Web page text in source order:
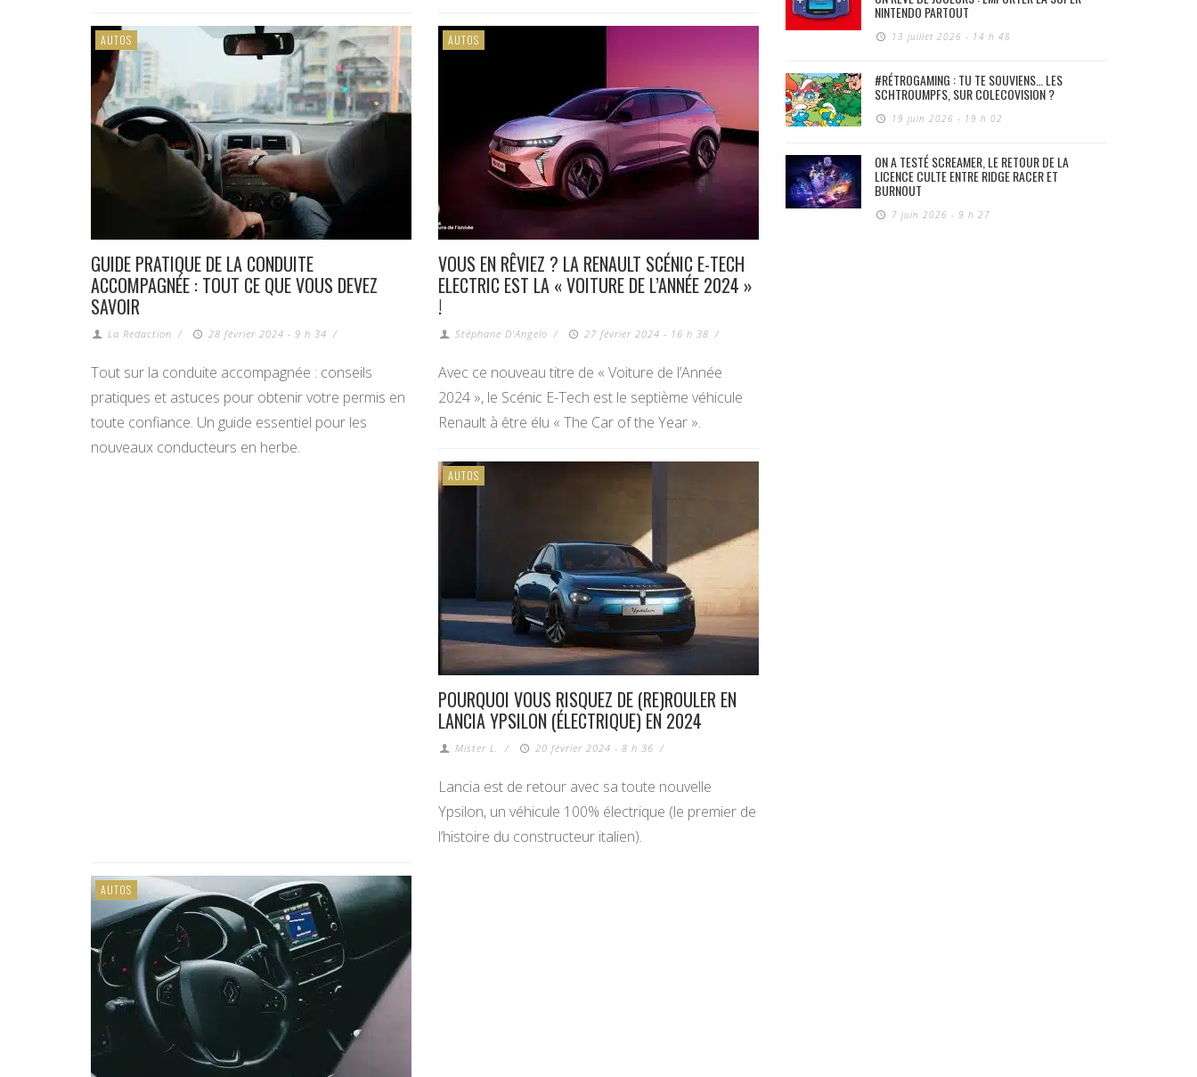
AUTOS
GUIDE PRATIQUE DE LA CONDUITE
ACCOMPAGNÉE : TOUT CE QUE VOUS DEVEZ
SAVOIR
La Redaction / 28 février 2024 - 9 h 34 /
Tout sur la conduite accompagnée : conseils
pratiques et astuces pour obtenir votre permis en
toute confiance. Un guide essentiel pour les
nouveaux conducteurs en herbe.
AUTOS
VOUS EN RÊVIEZ ? LA RENAULT SCÉNIC E-TECH
ELECTRIC EST LA « VOITURE DE L’ANNÉE 2024 »
!
Stéphane D'Angelo / 27 février 2024 - 16 h 38 /
Avec ce nouveau titre de « Voiture de l’Année
2024 », le Scénic E-Tech est le septième véhicule
Renault à être élu « The Car of the Year ».
AUTOS
POURQUOI VOUS RISQUEZ DE (RE)ROULER EN
LANCIA YPSILON (ÉLECTRIQUE) EN 2024
Mister L. / 20 février 2024 - 8 h 36 /
Lancia est de retour avec sa toute nouvelle
Ypsilon, un véhicule 100% électrique (le premier de
l’histoire du constructeur italien).
AUTOS
NINTENDO PARTOUT
13 juillet 2026 - 14 h 48
#RÉTROGAMING : TU TE SOUVIENS… LES
SCHTROUMPFS, SUR COLECOVISION ?
19 juin 2026 - 19 h 02
ON A TESTÉ SCREAMER, LE RETOUR DE LA
LICENCE CULTE ENTRE RIDGE RACER ET
BURNOUT
7 juin 2026 - 9 h 27